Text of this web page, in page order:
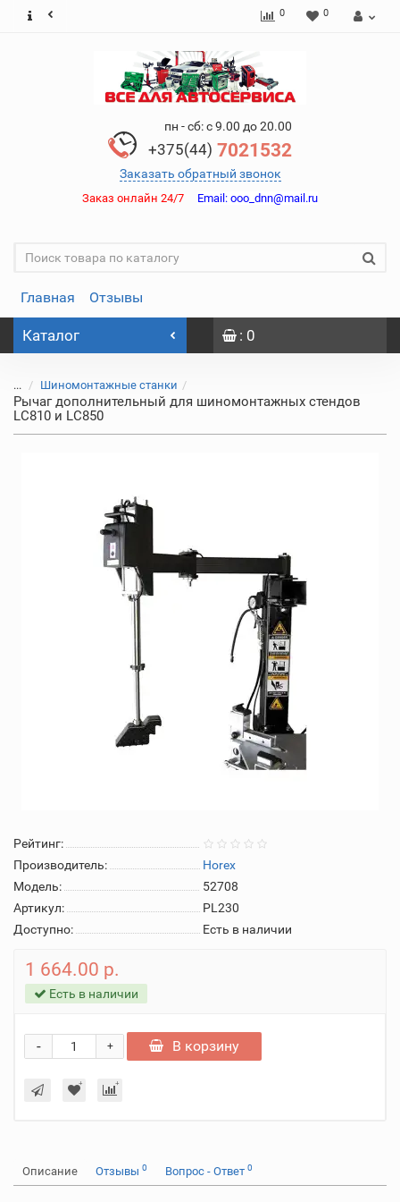
0 0
пн - сб: с 9.00 до 20.00
+375(44) 7021532
Заказать обратный звонок
Заказ онлайн 24/7 Email: ooo_dnn@mail.ru
Главная Отзывы
Каталог : 0
... Шиномонтажные станки
Рычаг дополнительный для шиномонтажных стендов
LC810 и LC850
Рейтинг:
Производитель:
Horex
Модель:
52708
Артикул:
PL230
Доступно:
Есть в наличии
1 664.00 р.
Есть в наличии
+
- В корзину
Описание Отзывы 0 Вопрос - Ответ 0